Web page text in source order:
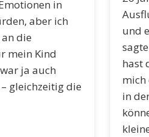
in
aber ich
die
mein Kind
ja auch
gleichzeitig die
und
hast
mich
in